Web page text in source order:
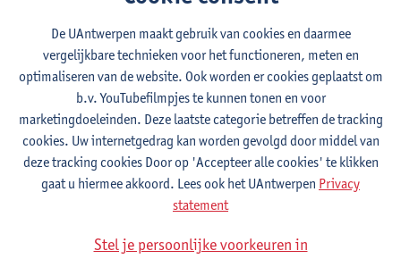
Caroline Masquillier Laura Mortelmans
Verplichte opleidingsonderdelen - Vroedvrouw
specialist
Leiderschap als regie van zorg: concepten en
vaardigheden
1E SEM
studiepunten
Lesgever(s):
Erik Franck
Sandrine Meynendonckx
Stijn Slootmans
Ines Vercalsteren
1E SEM
studiepunten
De UAntwerpen maakt gebruik van cookies en daarmee
vergelijkbare technieken voor het functioneren, meten en
optimaliseren van de website. Ook worden er cookies geplaatst om
b.v. YouTubefilmpjes te kunnen tonen en voor
marketingdoeleinden. Deze laatste categorie betreffen de tracking
cookies. Uw internetgedrag kan worden gevolgd door middel van
deze tracking cookies Door op 'Accepteer alle cookies' te klikken
gaat u hiermee akkoord. Lees ook het UAntwerpen Privacy
statement
Stel je persoonlijke voorkeuren in